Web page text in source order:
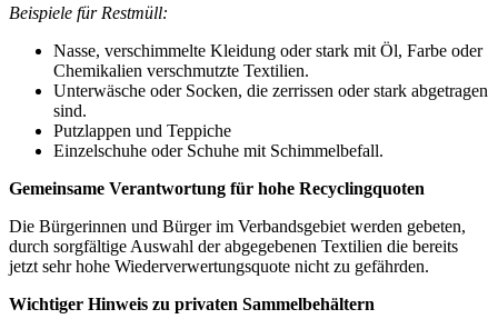
Beispiele für Restmüll:
Nasse, verschimmelte Kleidung oder stark mit Öl, Farbe oder
Chemikalien verschmutzte Textilien.
Unterwäsche oder Socken, die zerrissen oder stark abgetragen
sind.
Putzlappen und Teppiche
Einzelschuhe oder Schuhe mit Schimmelbefall.
Gemeinsame Verantwortung für hohe Recyclingquoten
Die Bürgerinnen und Bürger im Verbandsgebiet werden gebeten,
durch sorgfältige Auswahl der abgegebenen Textilien die bereits
jetzt sehr hohe Wiederverwertungsquote nicht zu gefährden.
Wichtiger Hinweis zu privaten Sammelbehältern